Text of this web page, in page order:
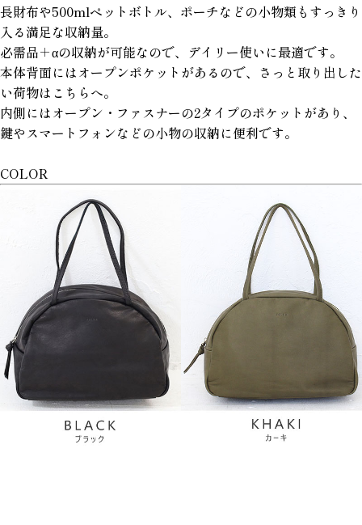
長財布や500mlペットボトル、ポーチなどの小物類もすっきり
入る満足な収納量。
必需品＋αの収納が可能なので、デイリー使いに最適です。
本体背面にはオープンポケットがあるので、さっと取り出した
い荷物はこちらへ。
内側にはオープン・ファスナーの2タイプのポケットがあり、
鍵やスマートフォンなどの小物の収納に便利です。
COLOR